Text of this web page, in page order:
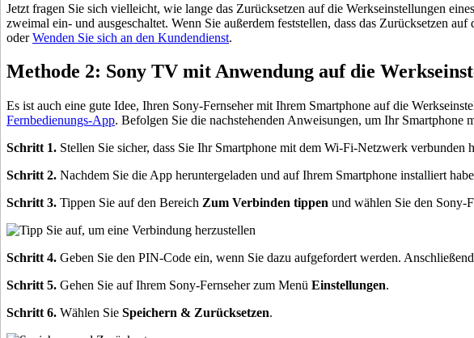
Jetzt fragen Sie sich vielleicht, wie lange das Zurücksetzen auf die Werkseinstellungen
zweimal ein- und ausgeschaltet. Wenn Sie außerdem feststellen, dass das Zurücksetzen
oderWenden Sie sich an den Kundendienst.
Methode 2: Sony TV mit Anwendung auf die
Es ist auch eine gute Idee, Ihren Sony-Fernseher mit Ihrem Smartphone auf die
Fernbedienungs-App. Befolgen Sie die nachstehenden Anweisungen, um Ihr Smartphone
Schritt 1. Stellen Sie sicher, dass Sie Ihr Smartphone mit dem Wi-Fi-Netzwerk verbunden
Schritt 2. Nachdem Sie die App heruntergeladen und auf Ihrem Smartphone installiert
Schritt 3. Tippen Sie auf den Bereich Zum Verbinden tippen und wählen Sie den Sony-
Schritt 4. Geben Sie den PIN-Code ein, wenn Sie dazu aufgefordert werden.
Schritt 5. Gehen Sie auf Ihrem Sony-Fernseher zum Menü Einstellungen.
Schritt 6. Wählen Sie Speichern & Zurücksetzen.